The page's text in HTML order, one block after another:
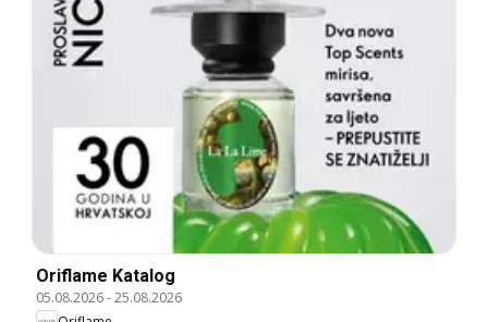
Oriflame Katalog
05.08.2026-25.08.2026